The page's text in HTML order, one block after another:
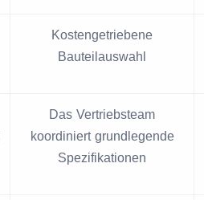
Kostengetriebene
Bauteilauswahl
Das Vertriebsteam
koordiniert grundlegende
Spezifikationen